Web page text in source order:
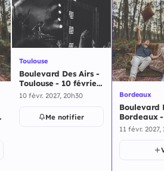
Toulouse
Boulevard Des Airs -
Toulouse - 10 février
2027
10 févr. 2027, 20h30
Me notifier
Bordeaux
Boulevard
Bordeaux
2027
11 févr. 2027,